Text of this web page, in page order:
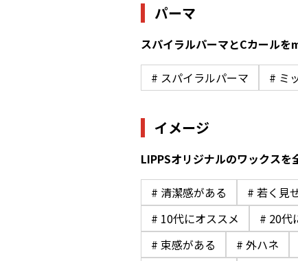
パーマ
スパイラルパーマとCカール
# スパイラルパーマ # ミ
イメージ
LIPPSオリジナルのワックスを
# 清潔感がある # 若く見
# 10代にオススメ
# 20代
# 束感がある
# 外ハネ